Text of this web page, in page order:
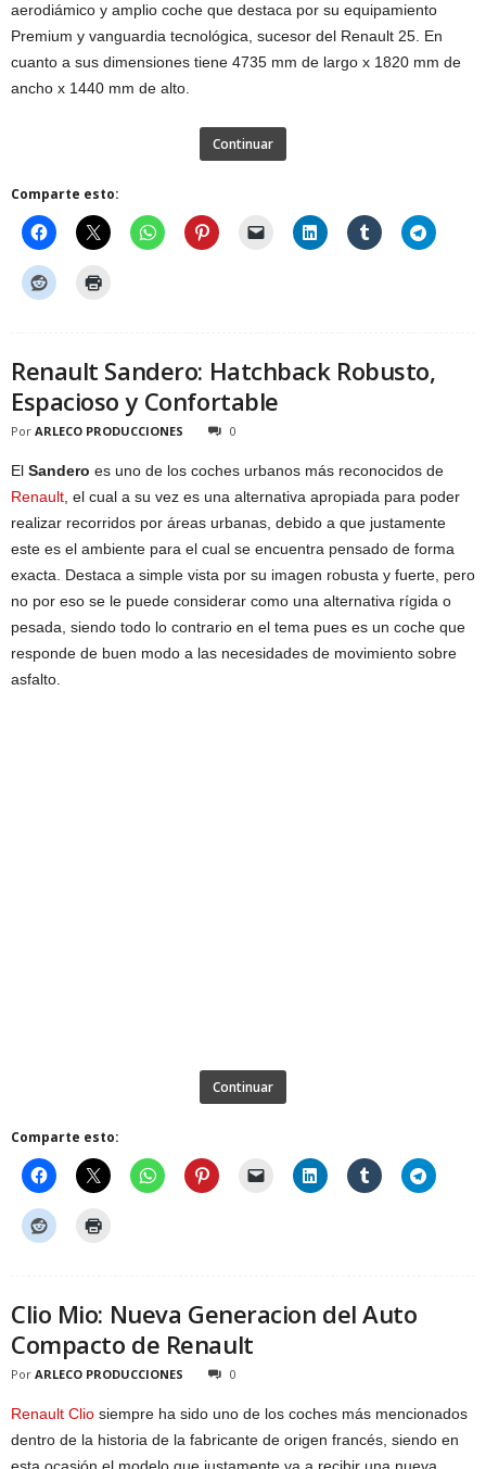
aerodiámico y amplio coche que destaca por su equipamiento
Premium y vanguardia tecnológica, sucesor del Renault 25. En
cuanto a sus dimensiones tiene 4735 mm de largo x 1820 mm de
ancho x 1440 mm de alto.
Continuar
Comparte esto:
Renault Sandero: Hatchback Robusto,
Espacioso y Confortable
Por ARLECO PRODUCCIONES 0
El Sandero es uno de los coches urbanos más reconocidos de
Renault, el cual a su vez es una alternativa apropiada para poder
realizar recorridos por áreas urbanas, debido a que justamente
este es el ambiente para el cual se encuentra pensado de forma
exacta. Destaca a simple vista por su imagen robusta y fuerte, pero
no por eso se le puede considerar como una alternativa rígida o
pesada, siendo todo lo contrario en el tema pues es un coche que
responde de buen modo a las necesidades de movimiento sobre
asfalto.
Continuar
Comparte esto:
Clio Mio: Nueva Generacion del Auto
Compacto de Renault
Por ARLECO PRODUCCIONES 0
Renault Clio siempre ha sido uno de los coches más mencionados
dentro de la historia de la fabricante de origen francés, siendo en